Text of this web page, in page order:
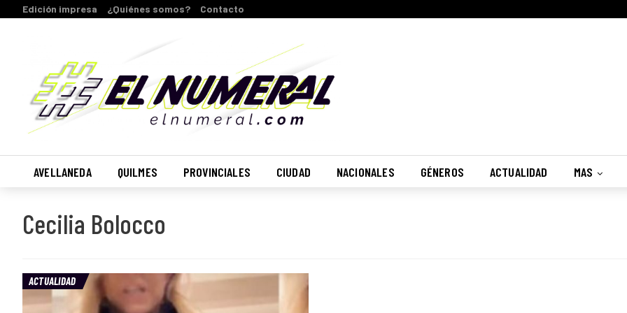
Edición impresa ¿Quiénes somos? Contacto
AVELLANEDA QUILMES PROVINCIALES CIUDAD NACIONALES GÉNEROS ACTUALIDAD MAS
Cecilia Bolocco
ACTUALIDAD